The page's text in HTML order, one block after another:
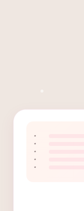
۰
۰
۰
۰
۰